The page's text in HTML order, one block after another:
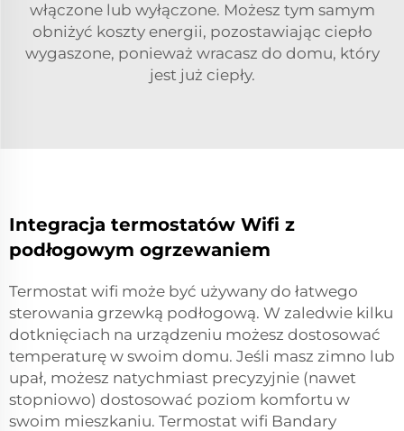
włączone lub wyłączone. Możesz tym samym
obniżyć koszty energii, pozostawiając ciepło
wygaszone, ponieważ wracasz do domu, który
jest już ciepły.
Integracja termostatów Wifi z
podłogowym ogrzewaniem
Termostat wifi może być używany do łatwego
sterowania grzewką podłogową. W zaledwie kilku
dotknięciach na urządzeniu możesz dostosować
temperaturę w swoim domu. Jeśli masz zimno lub
upał, możesz natychmiast precyzyjnie (nawet
stopniowo) dostosować poziom komfortu w
swoim mieszkaniu. Termostat wifi Bandary